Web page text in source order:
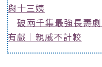
與十三姨
破兩千集最強長壽
有戲｜親戚不計較